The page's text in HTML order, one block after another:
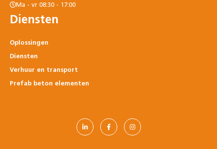
Ma - vr 08:30 - 17:00
Diensten
Oplossingen
Diensten
Verhuur en transport
Prefab beton elementen